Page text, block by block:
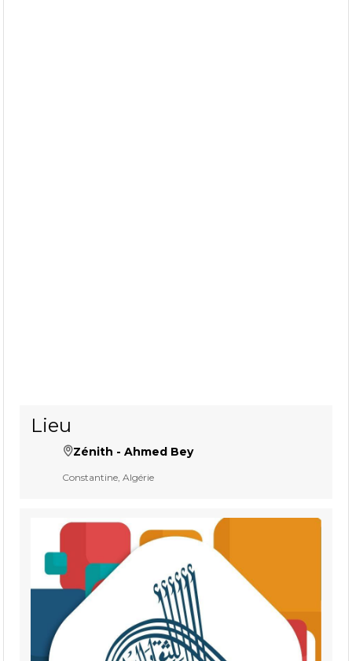
Lieu
Zénith - Ahmed Bey
Constantine, Algérie